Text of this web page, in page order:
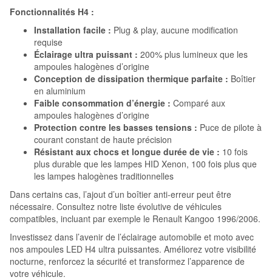
Fonctionnalités H4 :
Installation facile : Plug & play, aucune modification
requise
Éclairage ultra puissant : 200% plus lumineux que les
ampoules halogènes d’origine
Conception de dissipation thermique parfaite : Boîtier
en aluminium
Faible consommation d’énergie : Comparé aux
ampoules halogènes d’origine
Protection contre les basses tensions : Puce de pilote à
courant constant de haute précision
Résistant aux chocs et longue durée de vie : 10 fois
plus durable que les lampes HID Xenon, 100 fois plus que
les lampes halogènes traditionnelles
Dans certains cas, l’ajout d’un boîtier anti-erreur peut être
nécessaire. Consultez notre liste évolutive de véhicules
compatibles, incluant par exemple le Renault Kangoo 1996/2006.
Investissez dans l’avenir de l’éclairage automobile et moto avec
nos ampoules LED H4 ultra puissantes. Améliorez votre visibilité
nocturne, renforcez la sécurité et transformez l’apparence de
votre véhicule.